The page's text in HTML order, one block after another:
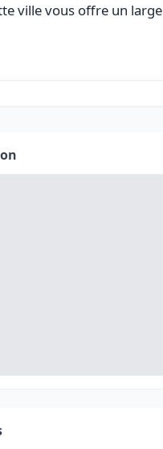
ville vous offre un large